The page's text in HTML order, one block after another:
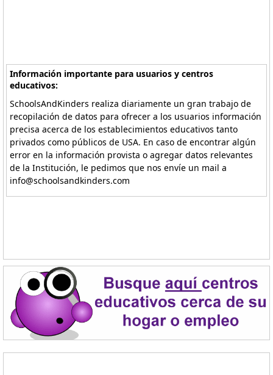
Información importante para usuarios y centros
educativos:
SchoolsAndKinders realiza diariamente un gran trabajo de
recopilación de datos para ofrecer a los usuarios información
precisa acerca de los establecimientos educativos tanto
privados como públicos de USA. En caso de encontrar algún
error en la información provista o agregar datos relevantes
de la Institución, le pedimos que nos envíe un mail a
info@schoolsandkinders.com